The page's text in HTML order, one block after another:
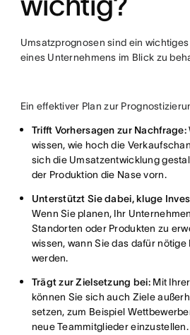
Umsatzprognosen sind ein
eines Unternehmens im Blick zu
Ein effektiver Plan zur
Trifft Vorhersagen zur Nachfrage:
wissen, wie hoch die
sich die Umsatzentwicklung
der Produktion die Nase vorn.
Unterstützt Sie dabei, kluge
Wenn Sie planen, Ihr
Standorten oder Produkten zu
wissen, wann Sie das dafür nötige
werden.
Trägt zur Zielsetzung bei: Mit
können Sie sich auch Ziele
setzen, zum Beispiel
neue Teammitglieder einzustellen.